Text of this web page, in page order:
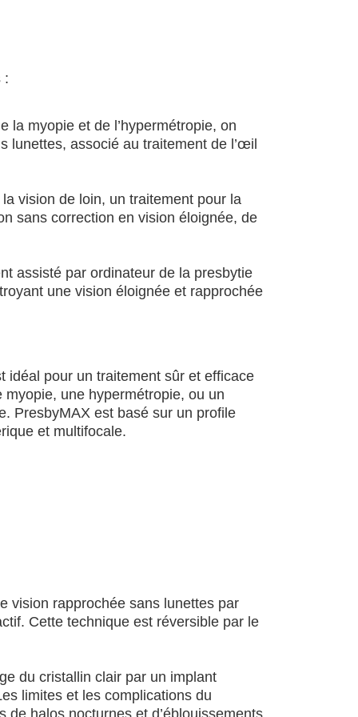
:
myopie et de l’hypermétropie, on
lunettes, associé au traitement de l’œil
vision de loin, un traitement pour la
sans correction en vision éloignée, de
assisté par ordinateur de la presbytie
une vision éloignée et rapprochée
idéal pour un traitement sûr et efficace
une hypermétropie, ou un
PresbyMAX est basé sur un profile
et multifocale.
vision rapprochée sans lunettes par
Cette technique est réversible par le
du cristallin clair par un implant
limites et les complications du
halos nocturnes et d’éblouissements